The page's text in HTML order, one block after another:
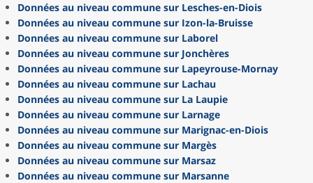
Données au niveau commune sur Lesches-en-Diois
Données au niveau commune sur Izon-la-Bruisse
Données au niveau commune sur Laborel
Données au niveau commune sur Jonchères
Données au niveau commune sur Lapeyrouse-Mornay
Données au niveau commune sur Lachau
Données au niveau commune sur La Laupie
Données au niveau commune sur Larnage
Données au niveau commune sur Marignac-en-Diois
Données au niveau commune sur Margès
Données au niveau commune sur Marsaz
Données au niveau commune sur Marsanne